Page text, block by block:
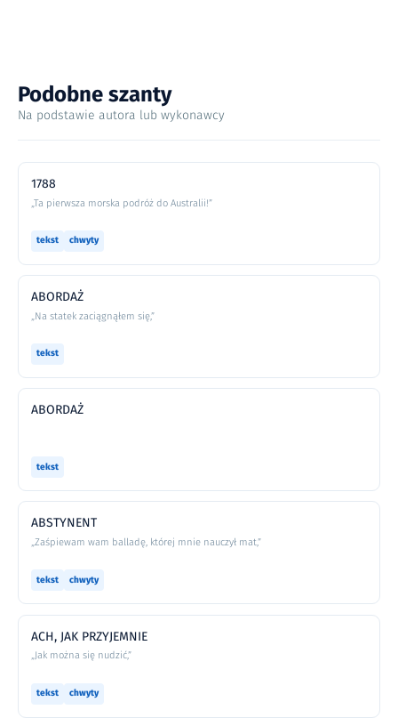
Podobne szanty
Na podstawie autora lub wykonawcy
1788
„Ta pierwsza morska podróż do Australii!”
tekst chwyty
ABORDAŻ
„Na statek zaciągnąłem się,”
tekst
ABORDAŻ
tekst
ABSTYNENT
„Zaśpiewam wam balladę, której mnie nauczył mat,”
tekst chwyty
ACH, JAK PRZYJEMNIE
„Jak można się nudzić,”
tekst chwyty